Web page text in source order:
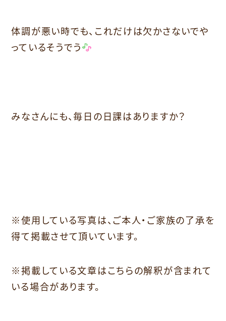
体調が悪い時でも、これだけは欠かさないでや
っているそうでう
みなさんにも、毎日の日課はありますか？
※使用している写真は、ご本人・ご家族の了承を
得て掲載させて頂いています。
※掲載している文章はこちらの解釈が含まれて
いる場合があります。